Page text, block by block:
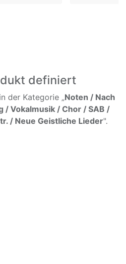
definiert
der Kategorie „Noten / Nach
/ Vokalmusik / Chor / SAB /
/ Neue Geistliche Lieder".